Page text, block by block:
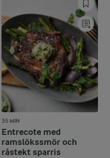
35 MIN
Entrecote med
ramslökssmör och
råstekt sparris